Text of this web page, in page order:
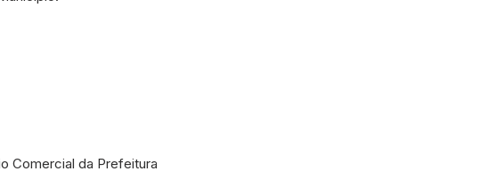
Comercial da Prefeitura